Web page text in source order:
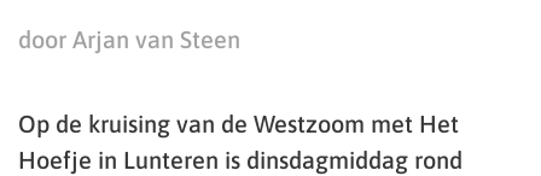
door Arjan van Steen
Op de kruising van de Westzoom met Het
Hoefje in Lunteren is dinsdagmiddag rond